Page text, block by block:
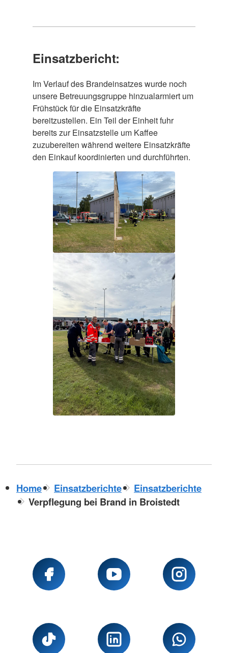
Einsatzbericht:
Im Verlauf des Brandeinsatzes wurde noch
unsere Betreuungsgruppe hinzualarmiert um
Frühstück für die Einsatzkräfte
bereitzustellen. Ein Teil der Einheit fuhr
bereits zur Einsatzstelle um Kaffee
zuzubereiten während weitere Einsatzkräfte
den Einkauf koordinierten und durchführten.
Home Einsatzberichte
Einsatzberichte
Verpflegung bei Brand in Broistedt